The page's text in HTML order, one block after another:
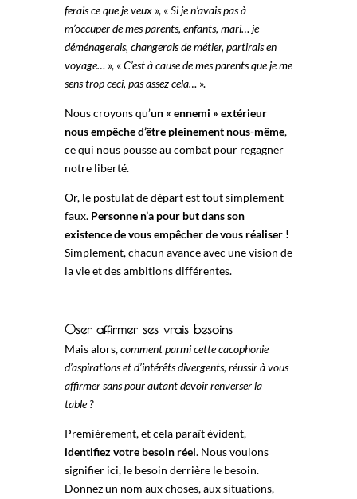
ferais ce que je veux», «Si je n’avais pas à
m’occuper de mes parents, enfants, mari… je
déménagerais, changerais de métier, partirais en
voyage… », «C’est à cause de mes parents que je me
sens trop ceci, pas assez cela… ».
Nous croyons qu’un « ennemi » extérieur
nous empêche d’être pleinement nous-même,
ce qui nous pousse au combat pour regagner
notre liberté.
Or, le postulat de départ est tout simplement
faux. Personne n’a pour but dans son
existence de vous empêcher de vous réaliser !
Simplement, chacun avance avec une vision de
la vie et des ambitions différentes.
Oser affirmer ses vrais besoins
Mais alors,comment parmi cette cacophonie
d’aspirations et d’intérêts divergents, réussir à vous
affirmer sans pour autant devoir renverser la
table ?
Premièrement, et cela paraît évident,
identifiez votre besoin réel. Nous voulons
signifier ici, le besoin derrière le besoin.
Donnez un nom aux choses, aux situations,